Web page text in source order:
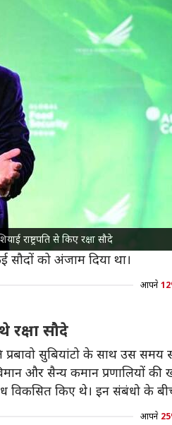
राष्ट्रपति से किए रक्षा सौदे
एजेंसी (CIA) एजेंट बनकर
संबंध विकसित करने के बाद
के रूप में हुई है।
इंडोनेशियाई प्रकाशनटेम्पो
की
अधिकारियों और
को अंजाम दिया था।
आपने
रक्षा सौदे
प्रबावो सुबियांटो के साथ उस
और सैन्य कमान प्रणालियों की
विकसित किए थे। इन संबंधो के
आपने